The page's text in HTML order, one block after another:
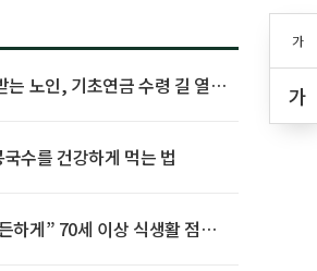
가
가
는 노인, 기초연금 수령 길 열린
수를 건강하게 먹는 법
하게” 70세 이상 식생활 점수